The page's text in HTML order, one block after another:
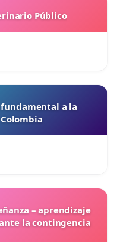
Público
a la
– aprendizaje
la contingencia